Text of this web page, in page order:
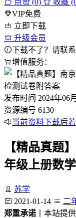
点赞 (0)
收藏
VIP免费
立即下载
升级会员
下载不了？请联
增值服务：
发布时间 2024年06
资源编号 6130
当前资料下载后
【精品真题
年级上册数
苏学
2021-01-14
二
郑重承诺 丨本站提